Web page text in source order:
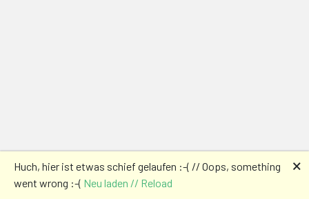
Huch, hier ist etwas schief gelaufen :-( // Oops, something
went wrong :-( Neu laden // Reload
🗙